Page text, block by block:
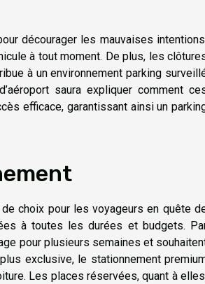
décourager les mauvaises
à tout moment. De plus, les
à un environnement parking
saura expliquer comment
efficace, garantissant ainsi un
choix pour les voyageurs en quête
à toutes les durées et budgets.
pour plusieurs semaines et
exclusive, le stationnement
Les places réservées, quant à